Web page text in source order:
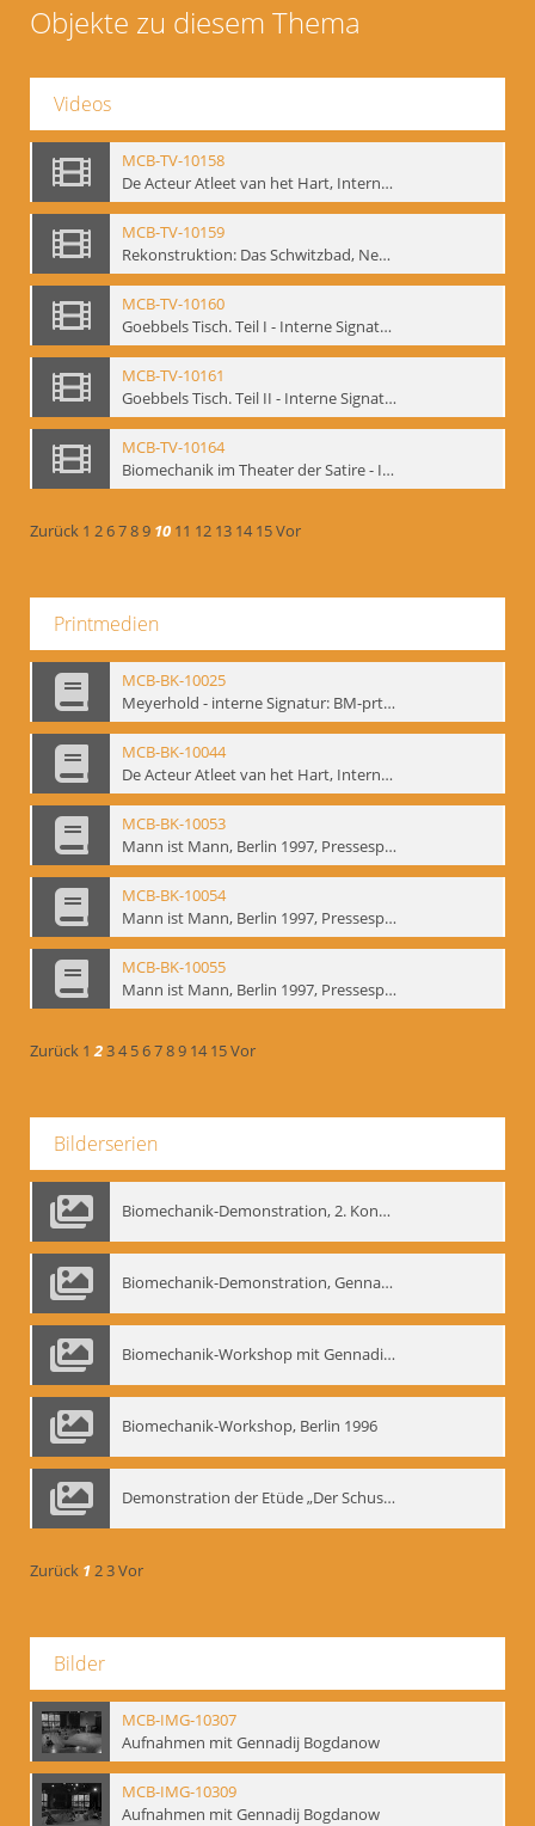
Objekte zu diesem Thema
Videos
MCB-TV-10158
De Acteur Atleet van het Hart, Internationale Konferenz, Gent, 17.11.2004 - Interne Signatur: BM-vid-129
MCB-TV-10159
Rekonstruktion: Das Schwitzbad, New York 1993 - Interne Signatur: BM-vid-133
MCB-TV-10160
Goebbels Tisch. Teil I - Interne Signatur: BM-vid-134
MCB-TV-10161
Goebbels Tisch. Teil II - Interne Signatur: BM-vid-135
MCB-TV-10164
Biomechanik im Theater der Satire - Interne Signatur: BM-vid-189
Zurück 1 26789 10 11 12 13 14 15Vor
Printmedien
MCB-BK-10025
Meyerhold - interne Signatur: BM-prt-233
MCB-BK-10044
De Acteur Atleet van het Hart, Internationale Konferenz, Gent, 17.11.2004 - interne Signatur: BM-prt-253
MCB-BK-10053
Mann ist Mann, Berlin 1997, Pressespiegel - interne Signatur: BM-prt-262-1
MCB-BK-10054
Mann ist Mann, Berlin 1997, Pressespiegel - interne Signatur: BM-prt-262-2
MCB-BK-10055
Mann ist Mann, Berlin 1997, Pressespiegel - interne Signatur: BM-prt-262-3
Zurück 1 234 56789 14 15Vor
Bilderserien
Biomechanik-Demonstration, 2. Kongress der EMF, Mai 1995
Biomechanik-Demonstration, Gennadij Bogdanow im Berliner Ensemble, 04.10.1991
Biomechanik-Workshop mit Gennadij Nikolajewitsch Bogdanow im Mime Centrum Berlin, 1991
Biomechanik-Workshop, Berlin 1996
Demonstration der Etüde „Der Schuss mit dem Bogen“ durch Gennadij Nikolajewitsch Bogdanow, Berlin 1991
Zurück 123Vor
Bilder
MCB-IMG-10307
Aufnahmen mit Gennadij Bogdanow
MCB-IMG-10309
Aufnahmen mit Gennadij Bogdanow